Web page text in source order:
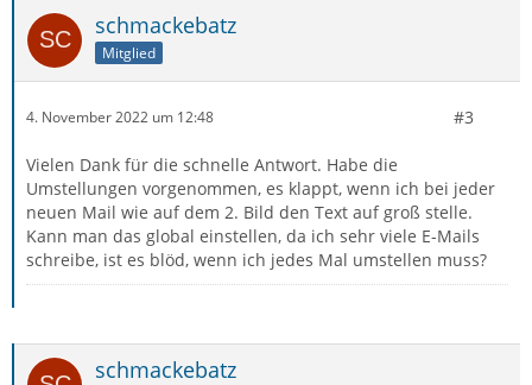
schmackebatz
Mitglied
4. November 2022 um 12:48 #3
Vielen Dank für die schnelle Antwort. Habe die
Umstellungen vorgenommen, es klappt, wenn ich bei jeder
neuen Mail wie auf dem 2. Bild den Text auf groß stelle.
Kann man das global einstellen, da ich sehr viele E-Mails
schreibe, ist es blöd, wenn ich jedes Mal umstellen muss?
schmackebatz